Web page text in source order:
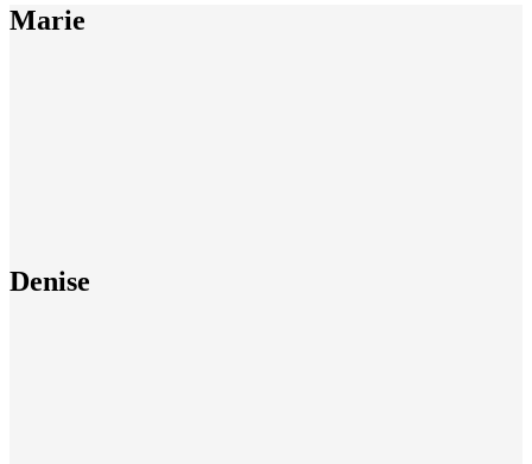
Marie
Denise